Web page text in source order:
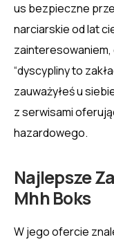
us bezpieczne
narciarskie od lat
zainteresowaniem,
“dyscypliny to
zauważyłeś u
z serwisami
hazardowego.
Najlepsze
Mhh Boks
W jego ofercie